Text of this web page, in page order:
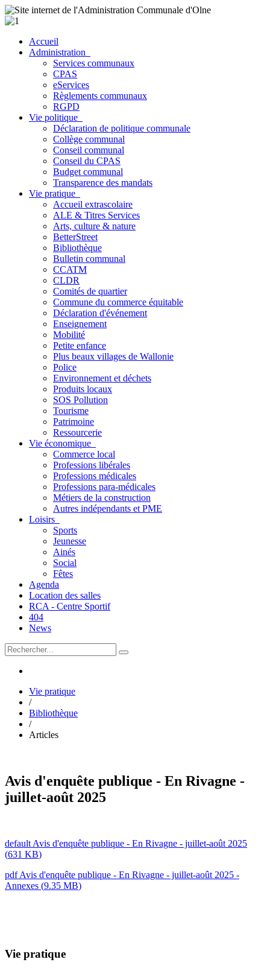
Accueil
Administration
Services communaux
CPAS
eServices
Règlements communaux
RGPD
Vie politique
Déclaration de politique communale
Collège communal
Conseil communal
Conseil du CPAS
Budget communal
Transparence des mandats
Vie pratique
Accueil extrascolaire
ALE & Titres Services
Arts, culture & nature
BetterStreet
Bibliothèque
Bulletin communal
CCATM
CLDR
Comités de quartier
Commune du commerce équitable
Déclaration d'événement
Enseignement
Mobilité
Petite enfance
Plus beaux villages de Wallonie
Police
Environnement et déchets
Produits locaux
SOS Pollution
Tourisme
Patrimoine
Ressourcerie
Vie économique
Commerce local
Professions libérales
Professions médicales
Professions para-médicales
Métiers de la construction
Autres indépendants et PME
Loisirs
Sports
Jeunesse
Ainés
Social
Fêtes
Agenda
Location des salles
RCA - Centre Sportif
404
News
Vie pratique
/
Bibliothèque
/
Articles
Avis d'enquête publique - En Rivagne -
juillet-août 2025
default Avis d'enquête publique - En Rivagne - juillet-août 2025
(631 KB)
pdfAvis d'enquête publique - En Rivagne - juillet-août 2025 -
Annexes (9.35 MB)
Vie pratique